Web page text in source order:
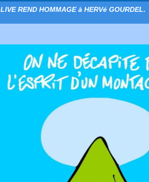
REND HOMMAGE à HERVé GOURDEL.